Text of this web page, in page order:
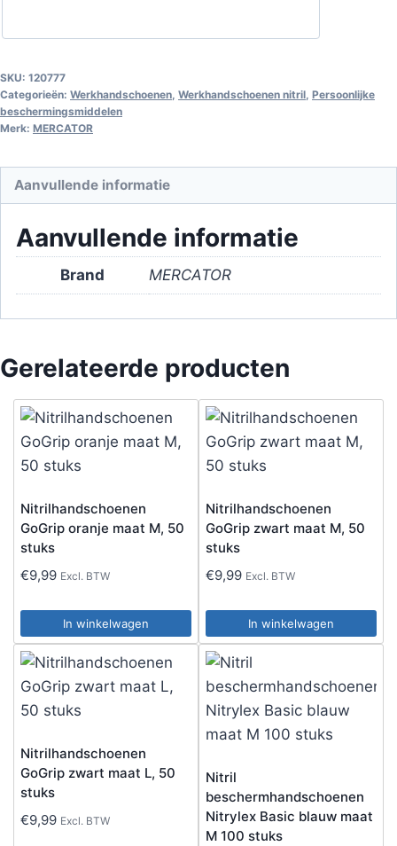
L
aantal
SKU: 120777
Categorieën: Werkhandschoenen, Werkhandschoenen nitril, Persoonlijke
beschermingsmiddelen
Merk: MERCATOR
Aanvullende informatie
Aanvullende informatie
Brand MERCATOR
Gerelateerde producten
Nitrilhandschoenen
GoGrip oranje maat M, 50
stuks
€9,99 Excl. BTW
In winkelwagen
Nitrilhandschoenen
GoGrip zwart maat M, 50
stuks
€9,99 Excl. BTW
In winkelwagen
Nitrilhandschoenen
GoGrip zwart maat L, 50
stuks
€9,99 Excl. BTW
Nitril
beschermhandschoenen
Nitrylex Basic blauw maat
M 100 stuks